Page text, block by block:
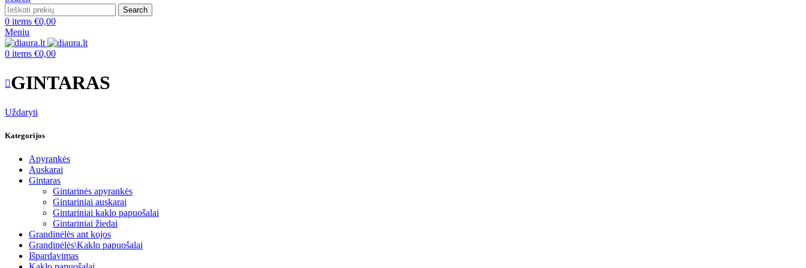
Search
0 items €0,00
Meniu
0 items €0,00
GINTARAS
Uždaryti
Kategorijos
Apyrankės
Auskarai
Gintaras
Gintarinės apyrankės
Gintariniai auskarai
Gintariniai kaklo papuošalai
Gintariniai žiedai
Grandinėlės ant kojos
Grandinėlės\Kaklo papuošalai
Išpardavimas